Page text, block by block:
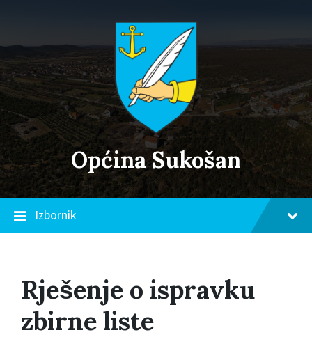
navigation
Općina Sukošan
Izbornik
Rješenje o ispravku
zbirne liste